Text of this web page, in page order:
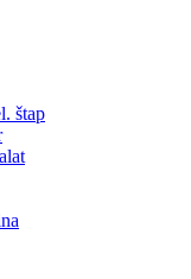
štap